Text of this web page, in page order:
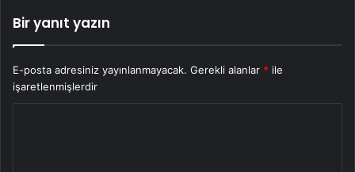
Bir yanıt yazın
E-posta adresiniz yayınlanmayacak. Gerekli alanlar * ile
işaretlenmişlerdir